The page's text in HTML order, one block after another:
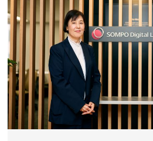
お知らせ
会社情報
よくある質問
資料請求(無料)